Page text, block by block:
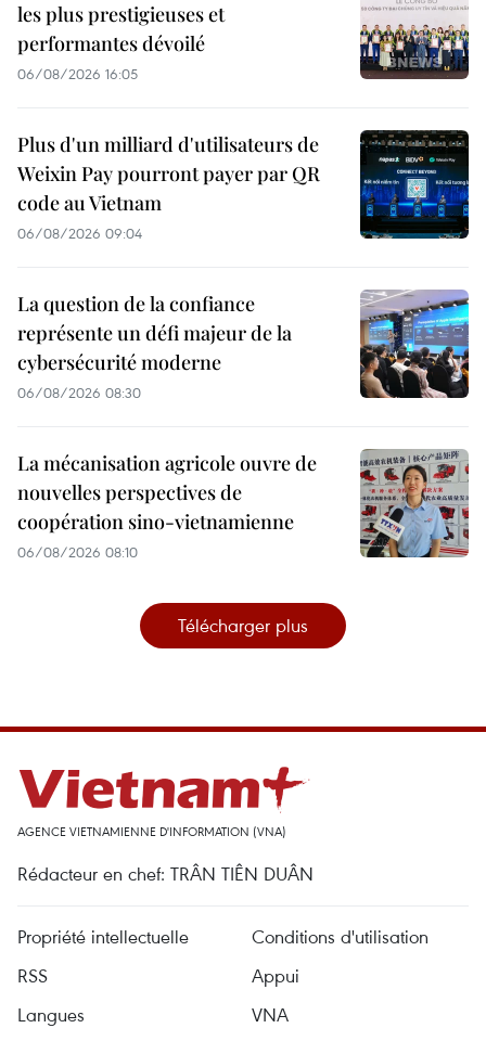
les plus prestigieuses et
performantes dévoilé
06/08/2026 16:05
Plus d'un milliard d'utilisateurs de
Weixin Pay pourront payer par QR
code au Vietnam
06/08/2026 09:04
La question de la confiance
représente un défi majeur de la
cybersécurité moderne
06/08/2026 08:30
La mécanisation agricole ouvre de
nouvelles perspectives de
coopération sino-vietnamienne
06/08/2026 08:10
Télécharger plus
AGENCE VIETNAMIENNE D'INFORMATION (VNA)
Rédacteur en chef: TRÂN TIÊN DUÂN
Propriété intellectuelle
Conditions d'utilisation
RSS
Appui
Langues
VNA